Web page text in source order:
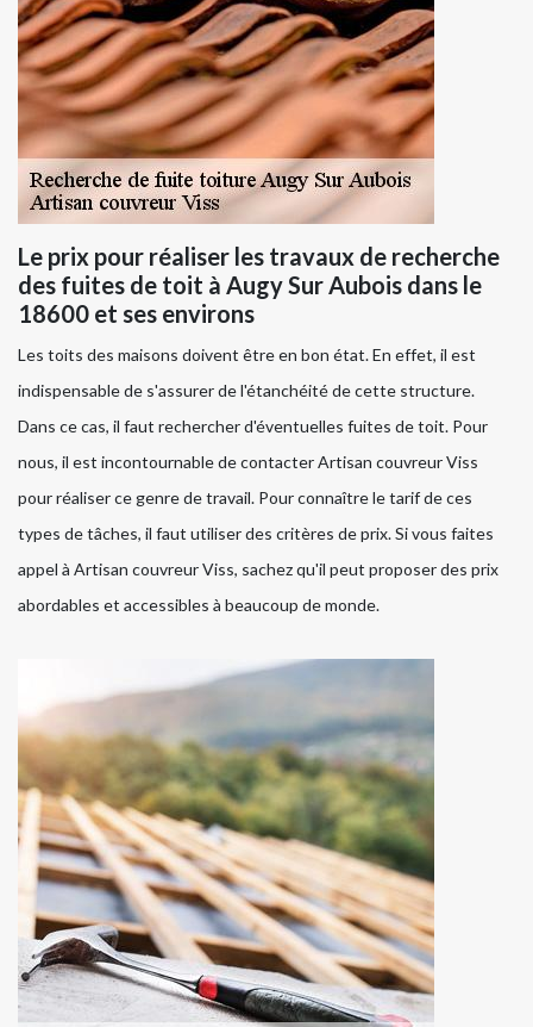
Le prix pour réaliser les travaux de recherche
des fuites de toit à Augy Sur Aubois dans le
18600 et ses environs
Les toits des maisons doivent être en bon état. En effet, il est
indispensable de s'assurer de l'étanchéité de cette structure.
Dans ce cas, il faut rechercher d'éventuelles fuites de toit. Pour
nous, il est incontournable de contacter Artisan couvreur Viss
pour réaliser ce genre de travail. Pour connaître le tarif de ces
types de tâches, il faut utiliser des critères de prix. Si vous faites
appel à Artisan couvreur Viss, sachez qu'il peut proposer des prix
abordables et accessibles à beaucoup de monde.